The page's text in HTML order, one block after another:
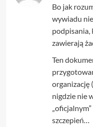
Bo jak
wywiadu
podpisania,
zawierają
Ten
organizację
nigdzie nie
szczepień…